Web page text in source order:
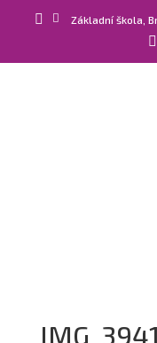
  Základní škola,

IMG_3941